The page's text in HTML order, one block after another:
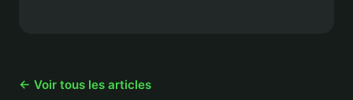
← Voir tous les articles